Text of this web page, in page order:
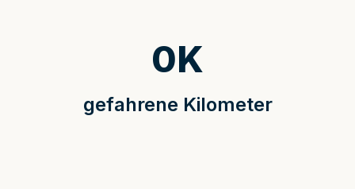
gefahrene Kilometer
0K